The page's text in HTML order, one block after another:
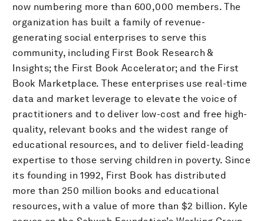
now numbering more than 600,000 members. The
organization has built a family of revenue-
generating social enterprises to serve this
community, including First Book Research &
Insights; the First Book Accelerator; and the First
Book Marketplace. These enterprises use real-time
data and market leverage to elevate the voice of
practitioners and to deliver low-cost and free high-
quality, relevant books and the widest range of
educational resources, and to deliver field-leading
expertise to those serving children in poverty. Since
its founding in 1992, First Book has distributed
more than 250 million books and educational
resources, with a value of more than $2 billion. Kyle